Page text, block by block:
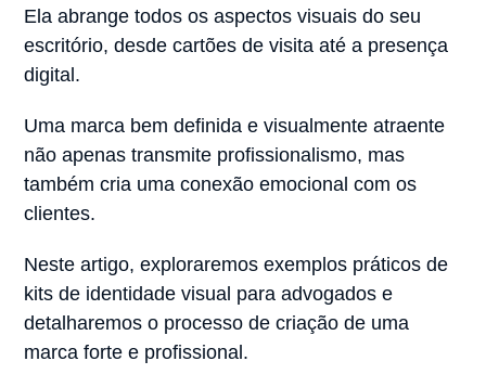
Ela abrange todos os aspectos visuais do seu
escritório, desde cartões de visita até a presença
digital.
Uma marca bem definida e visualmente atraente
não apenas transmite profissionalismo, mas
também cria uma conexão emocional com os
clientes.
Neste artigo, exploraremos exemplos práticos de
kits de identidade visual para advogados e
detalharemos o processo de criação de uma
marca forte e profissional.